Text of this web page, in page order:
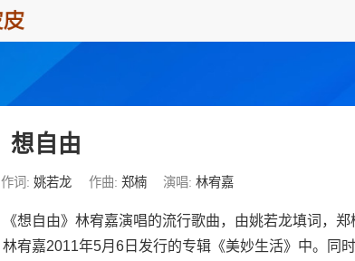
想自由
作词: 姚若龙 作曲: 郑楠 演唱: 林宥嘉
《想自由》林宥嘉演唱的流行歌曲，由姚若龙填词，
林宥嘉2011年5月6日发行的专辑《美妙生活》中。同